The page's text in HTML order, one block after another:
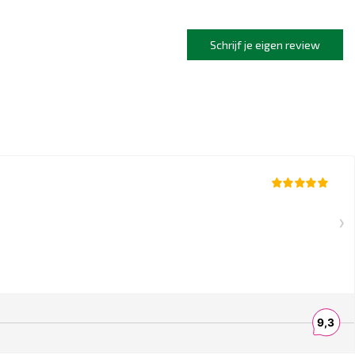
Schrijf je eigen review